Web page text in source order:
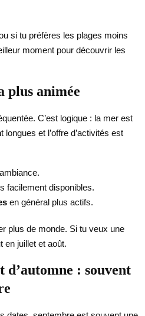
si tu préfères les plages moins
moment pour découvrir les
plus animée
C’est logique : la mer est
et l’offre d’activités est
facilement disponibles.
en général plus actifs.
plus de monde. Si tu veux une
en juillet et août.
d’automne : souvent